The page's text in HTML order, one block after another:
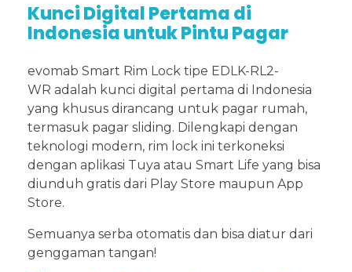
Kunci Digital Pertama di
Indonesia untuk Pintu Pagar
evomab Smart Rim Lock tipe EDLK-RL2-
WR adalah kunci digital pertama di Indonesia
yang khusus dirancang untuk pagar rumah,
termasuk pagar sliding. Dilengkapi dengan
teknologi modern, rim lock ini terkoneksi
dengan aplikasi Tuya atau Smart Life yang bisa
diunduh gratis dari Play Store maupun App
Store.
Semuanya serba otomatis dan bisa diatur dari
genggaman tangan!